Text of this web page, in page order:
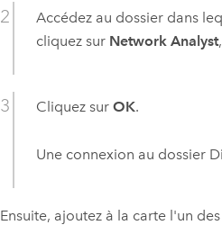
Accédez au dossier dans
cliquez sur Network Analyst
Cliquez surOK.
Une connexion au dossier
Ensuite, ajoutez à la carte l'un